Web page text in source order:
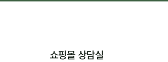
쇼핑몰 상담실